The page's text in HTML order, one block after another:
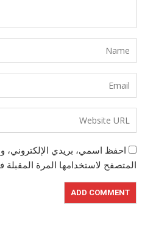
احفظ اسمي، بريدي الإلكتروني،
المتصفح لاستخدامها المرة المقبلة